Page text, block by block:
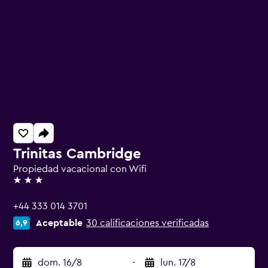
Trinitas Cambridge
Propiedad vacacional con Wifi
3 estrellas
+44 333 014 3701
6,9 Aceptable 30 calificaciones verificadas
dom. 16/8 - lun. 17/8